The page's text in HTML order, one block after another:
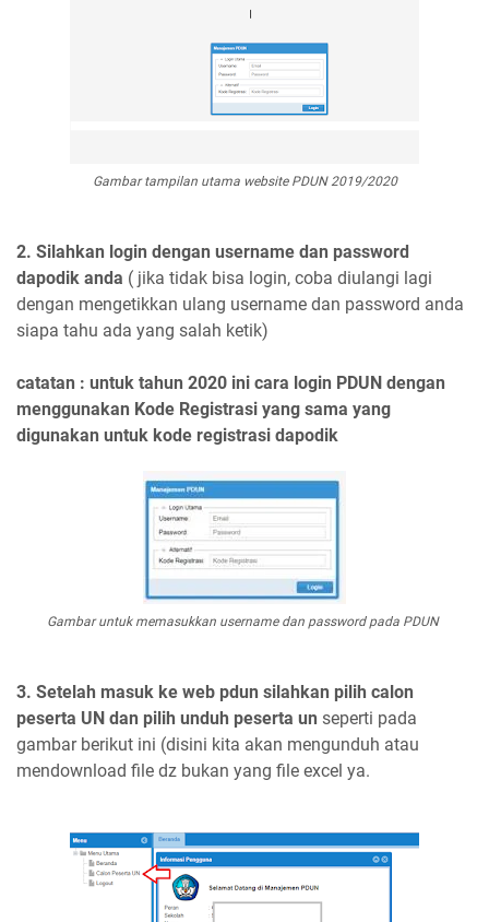
Gambar tampilan utama website PDUN 2019/2020
2. Silahkan login dengan username dan password
dapodik anda ( jika tidak bisa login, coba diulangi lagi
dengan mengetikkan ulang username dan password anda
siapa tahu ada yang salah ketik)
catatan : untuk tahun 2020 ini cara login PDUN dengan
menggunakan Kode Registrasi yang sama yang
digunakan untuk kode registrasi dapodik
Gambar untuk memasukkan username dan password pada PDUN
3. Setelah masuk ke web pdun silahkan pilih calon
peserta UN dan pilih unduh peserta un seperti pada
gambar berikut ini (disini kita akan mengunduh atau
mendownload file dz bukan yang file excel ya.